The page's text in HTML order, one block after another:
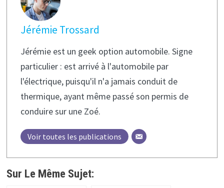
Jérémie Trossard
Jérémie est un geek option automobile. Signe
particulier : est arrivé à l'automobile par
l'électrique, puisqu'il n'a jamais conduit de
thermique, ayant même passé son permis de
conduire sur une Zoé.
Voir toutes les publications
Sur Le Même Sujet: